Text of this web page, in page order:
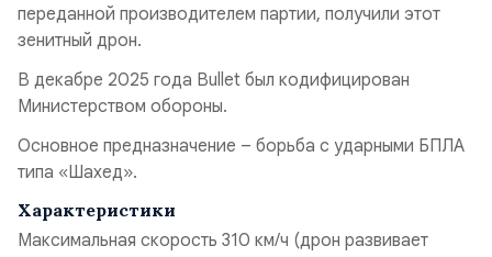
переданной производителем партии, получили этот
зенитный дрон.
В декабре 2025 года Bullet был кодифицирован
Министерством обороны.
Основное предназначение – борьба с ударными БПЛА
типа «Шахед».
Характеристики
Максимальная скорость 310 км/ч (дрон развивает